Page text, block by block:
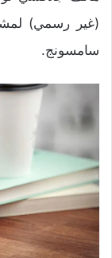
سامسونج.